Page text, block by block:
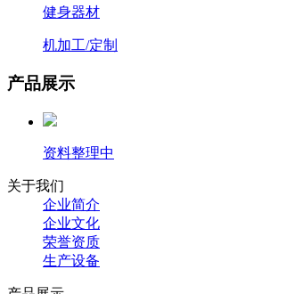
健身器材
机加工/定制
产品展示
资料整理中
关于我们
企业简介
企业文化
荣誉资质
生产设备